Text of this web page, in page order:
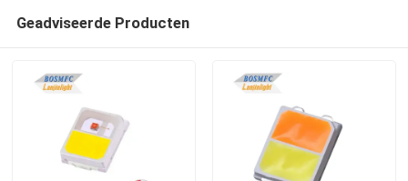
Geadviseerde Producten